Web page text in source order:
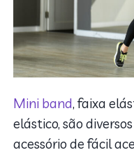
Mini band, faixa
elástico, são
acessório de fácil